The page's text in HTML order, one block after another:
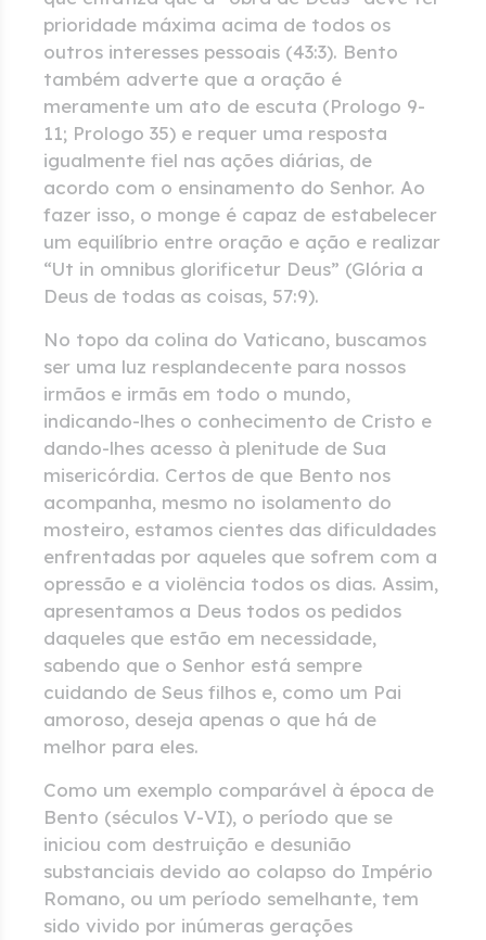
prioridade máxima acima de todos os
outros interesses pessoais (43:3). Bento
também adverte que a oração é
meramente um ato de escuta (Prologo 9-
11; Prologo 35) e requer uma resposta
igualmente fiel nas ações diárias, de
acordo com o ensinamento do Senhor. Ao
fazer isso, o monge é capaz de estabelecer
um equilíbrio entre oração e ação e realizar
“Ut in omnibus glorificetur Deus” (Glória a
Deus de todas as coisas, 57:9).
No topo da colina do Vaticano, buscamos
ser uma luz resplandecente para nossos
irmãos e irmãs em todo o mundo,
indicando-lhes o conhecimento de Cristo e
dando-lhes acesso à plenitude de Sua
misericórdia. Certos de que Bento nos
acompanha, mesmo no isolamento do
mosteiro, estamos cientes das dificuldades
enfrentadas por aqueles que sofrem com a
opressão e a violência todos os dias. Assim,
apresentamos a Deus todos os pedidos
daqueles que estão em necessidade,
sabendo que o Senhor está sempre
cuidando de Seus filhos e, como um Pai
amoroso, deseja apenas o que há de
melhor para eles.
Como um exemplo comparável à época de
Bento (séculos V-VI), o período que se
iniciou com destruição e desunião
substanciais devido ao colapso do Império
Romano, ou um período semelhante, tem
sido vivido por inúmeras gerações